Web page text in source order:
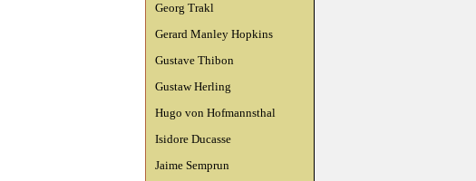
Georg Trakl
Gerard Manley Hopkins
Gustave Thibon
Gustaw Herling
Hugo von Hofmannsthal
Isidore Ducasse
Jaime Semprun